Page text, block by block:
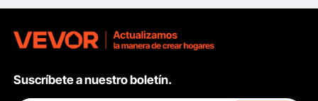
Suscríbete a nuestro boletín.